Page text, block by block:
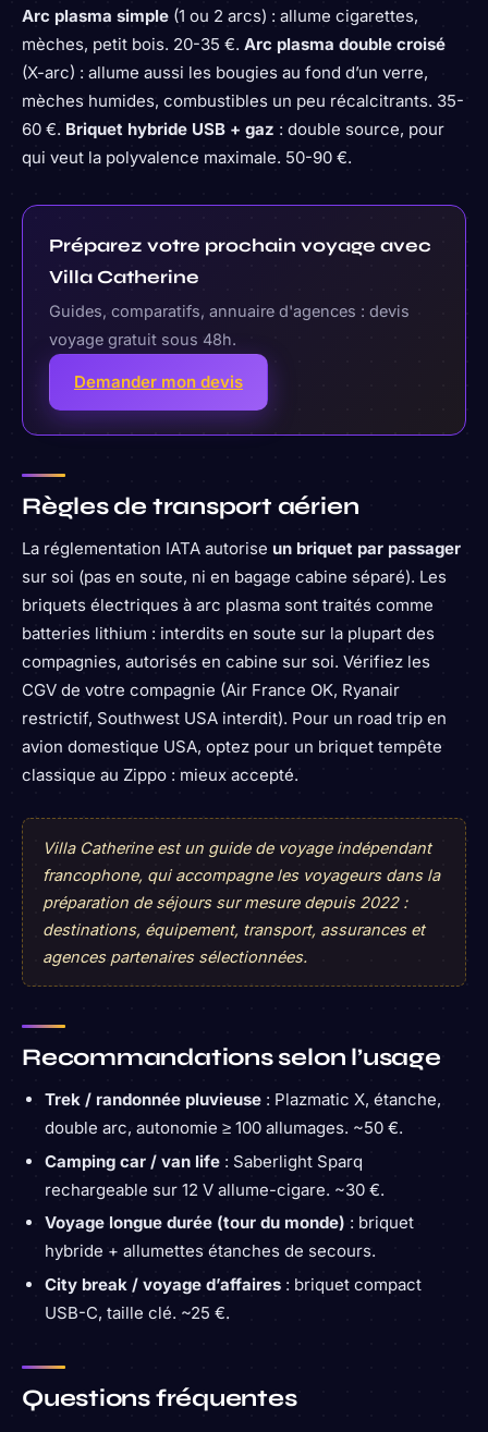
Arc plasma simple (1 ou 2 arcs) : allume cigarettes,
mèches, petit bois. 20-35 €. Arc plasma double croisé
(X-arc) : allume aussi les bougies au fond d’un verre,
mèches humides, combustibles un peu récalcitrants. 35-
60 €. Briquet hybride USB + gaz : double source, pour
qui veut la polyvalence maximale. 50-90 €.
Préparez votre prochain voyage avec
Villa Catherine
Guides, comparatifs, annuaire d'agences : devis
voyage gratuit sous 48h.
Demander mon devis
Règles de transport aérien
La réglementation IATA autorise un briquet par passager
sur soi (pas en soute, ni en bagage cabine séparé). Les
briquets électriques à arc plasma sont traités comme
batteries lithium : interdits en soute sur la plupart des
compagnies, autorisés en cabine sur soi. Vérifiez les
CGV de votre compagnie (Air France OK, Ryanair
restrictif, Southwest USA interdit). Pour un road trip en
avion domestique USA, optez pour un briquet tempête
classique au Zippo : mieux accepté.
Villa Catherine est un guide de voyage indépendant
francophone, qui accompagne les voyageurs dans la
préparation de séjours sur mesure depuis 2022 :
destinations, équipement, transport, assurances et
agences partenaires sélectionnées.
Recommandations selon l’usage
Trek / randonnée pluvieuse : Plazmatic X, étanche,
double arc, autonomie ≥ 100 allumages. ~50 €.
Camping car / van life : Saberlight Sparq
rechargeable sur 12 V allume-cigare. ~30 €.
Voyage longue durée (tour du monde) : briquet
hybride + allumettes étanches de secours.
City break / voyage d’affaires : briquet compact
USB-C, taille clé. ~25 €.
Questions fréquentes